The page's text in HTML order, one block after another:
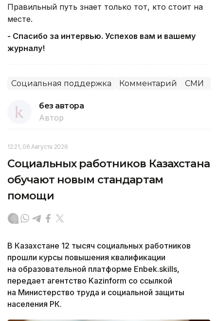
Правильный путь знает только тот, кто стоит на
месте.
- Спасибо за интервью. Успехов вам и вашему
журналу!
Социальная поддержка Комментарий СМИ
без автора
Автор
12:21, 06 Августа 2026
Социальных работников Казахстана
обучают новым стандартам
помощи
В Казахстане 12 тысяч социальных работников
прошли курсы повышения квалификации
на образовательной платформе Enbek.skills,
передает агентство Kazinform со ссылкой
на Министерство труда и социальной защиты
населения РК.